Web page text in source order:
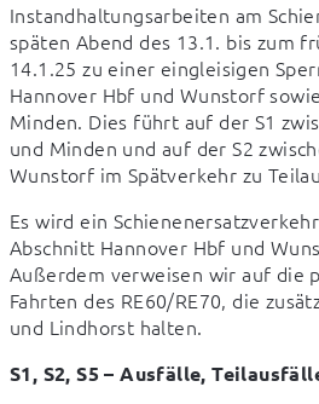
Instandhaltungsarbeiten am
späten Abend des 13.1. bis zum
14.1.25 zu einer eingleisigen
Hannover Hbf und Wunstorf
Minden. Dies führt auf der S1
und Minden und auf der S2
Wunstorf im Spätverkehr zu
Es wird ein
Abschnitt Hannover Hbf und
Außerdem verweisen wir auf die
Fahrten des RE60/RE70, die
und Lindhorst halten.
S1, S2, S5 – Ausfälle,